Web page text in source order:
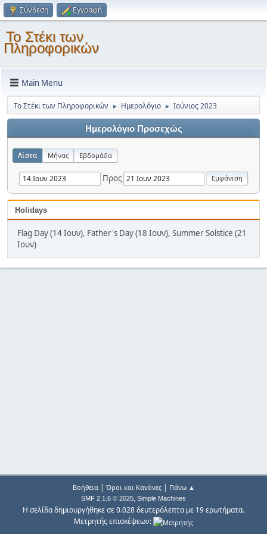
Σύνδεση Εγγραφή
Το Στέκι των
Πληροφορικών
Main Menu
Το Στέκι των Πληροφορικών ► Ημερολόγιο ► Ιούνιος 2023
Ημερολόγιο Προσεχώς
Λίστα Μήνας Εβδομάδα
Προς
Holidays
Flag Day (14 Ιουν), Father's Day (18 Ιουν), Summer Solstice (21
Ιουν)
Βοήθεια| Όροι και Κανόνες| Πάνω ▲
SMF 2.1.6 © 2025, Simple Machines
Η σελίδα δημιουργήθηκε σε 0.028 δευτερόλεπτα με 19 ερωτήματα.
Μετρητής επισκέψεων: